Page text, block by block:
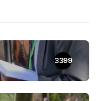
3399